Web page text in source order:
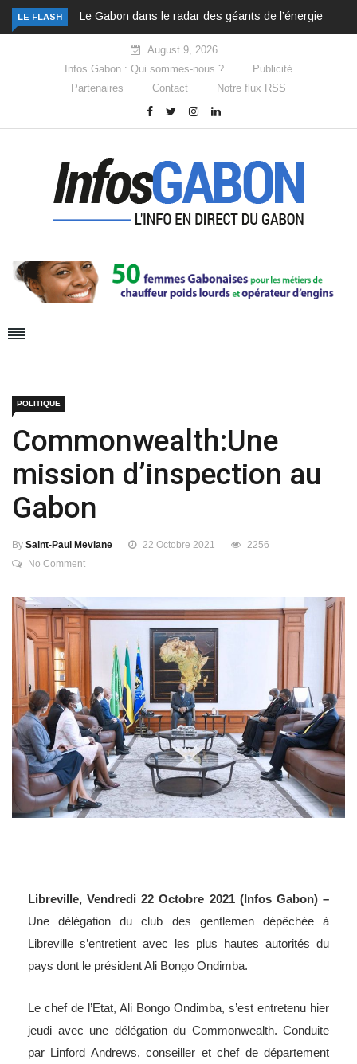
LE FLASH Le Gabon dans le radar des géants de l’énergie
August 9, 2026
Infos Gabon : Qui sommes-nous ?
Publicité
Partenaires
Contact Notre flux RSS
POLITIQUE
Commonwealth:Une
mission d’inspection au
Gabon
By Saint-Paul Meviane 22 Octobre 2021
2256
No Comment
Libreville, Vendredi 22 Octobre 2021 (Infos Gabon) –
Une délégation du club des gentlemen dépêchée à
Libreville s’entretient avec les plus hautes autorités du
pays dont le président Ali Bongo Ondimba.
Le chef de l’Etat, Ali Bongo Ondimba, s’est entretenu hier
jeudi avec une délégation du Commonwealth. Conduite
par Linford Andrews, conseiller et chef de département